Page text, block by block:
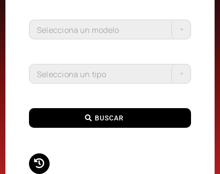
Selecciona un modelo
Selecciona un tipo
BUSCAR